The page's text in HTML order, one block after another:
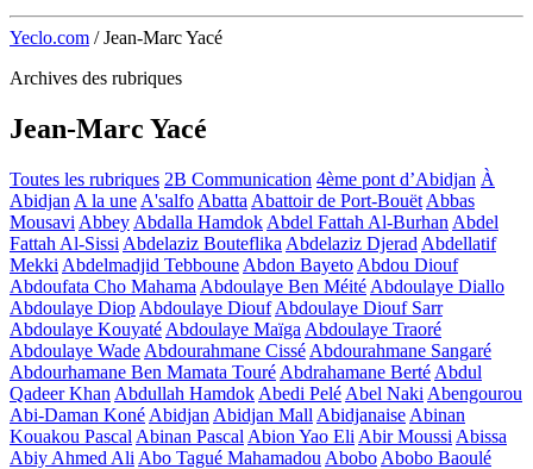
Yeclo.com / Jean-Marc Yacé
Archives des rubriques
Jean-Marc Yacé
Toutes les rubriques 2B Communication 4ème pont d’Abidjan À
Abidjan A la une A'salfo Abatta Abattoir de Port-Bouët Abbas
Mousavi Abbey Abdalla Hamdok Abdel Fattah Al-Burhan Abdel
Fattah Al-Sissi Abdelaziz Bouteflika Abdelaziz Djerad Abdellatif
Mekki Abdelmadjid Tebboune Abdon Bayeto Abdou Diouf
Abdoufata Cho Mahama Abdoulaye Ben Méité Abdoulaye Diallo
Abdoulaye Diop Abdoulaye Diouf Abdoulaye Diouf Sarr
Abdoulaye Kouyaté Abdoulaye Maïga Abdoulaye Traoré
Abdoulaye Wade Abdourahmane Cissé Abdourahmane Sangaré
Abdourhamane Ben Mamata Touré Abdrahamane Berté Abdul
Qadeer Khan Abdullah Hamdok Abedi Pelé Abel Naki Abengourou
Abi-Daman Koné Abidjan Abidjan Mall Abidjanaise Abinan
Kouakou Pascal Abinan Pascal Abion Yao Eli Abir Moussi Abissa
Abiy Ahmed Ali Abo Tagué Mahamadou Abobo Abobo Baoulé